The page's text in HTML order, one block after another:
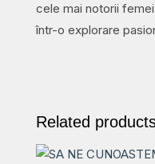
cele mai notorii
într-o explorare
Related